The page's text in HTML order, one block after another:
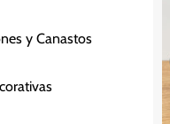
y Canastos